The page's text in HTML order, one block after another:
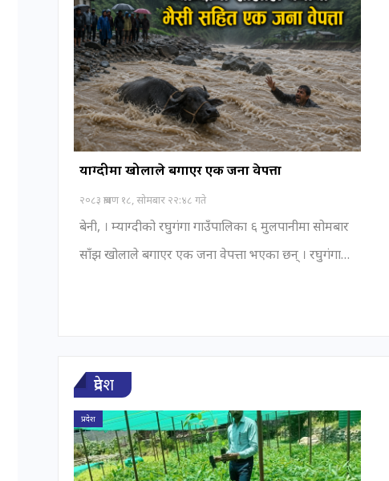
म्याग्दीमा खोलाले बगाएर एक जना वेपत्ता
२०८३ श्रावण १८, सोमबार २२:४८ गते
बेनी, । म्याग्दीको रघुगंगा गाउँपालिका ६ मुलपानीमा सोमबार
साँझ खोलाले बगाएर एक जना वेपत्ता भएका छन् । रघुगंगा…
प्रदेश
प्रदेश